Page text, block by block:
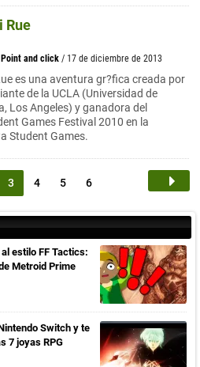
Rue
Point and click / 17 de diciembre de 2013
es una aventura gr?fica creada por
de la UCLA (Universidad de
Los Angeles) y ganadora del
Games Festival 2010 en la
Student Games.
3 4 5 6
estilo FF Tactics:
Metroid Prime
Switch y te
7 joyas RPG